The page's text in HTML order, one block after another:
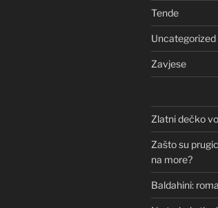
Tende
Uncategorized
Zavjese
Zlatni dečko
Zašto su
na more?
Baldahini: